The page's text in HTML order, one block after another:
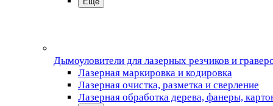
Дымоуловители для лазерных резчиков и
Лазерная маркировка и кодировка
Лазерная очистка, разметка и сверление
Лазерная обработка дерева, фанеры,